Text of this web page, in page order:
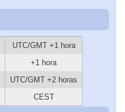
UTC/GMT +1 hora
+1 hora
UTC/GMT +2 horas
CEST